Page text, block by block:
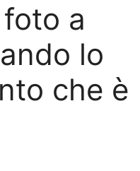
a
lo
che è